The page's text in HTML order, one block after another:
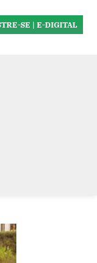
SE | E-DIGITAL